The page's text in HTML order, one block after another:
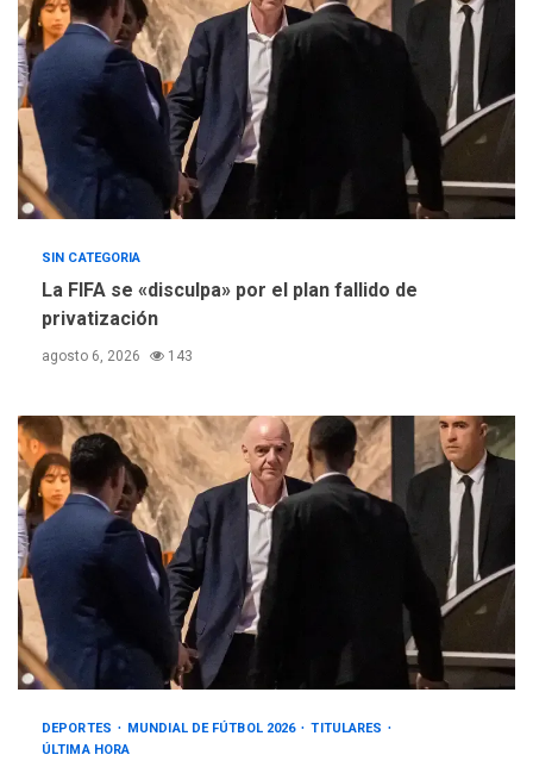
SIN CATEGORIA
La FIFA se «disculpa» por el plan fallido de
privatización
agosto 6, 2026 143
DEPORTES MUNDIAL DE FÚTBOL 2026
TITULARES
ÚLTIMA HORA